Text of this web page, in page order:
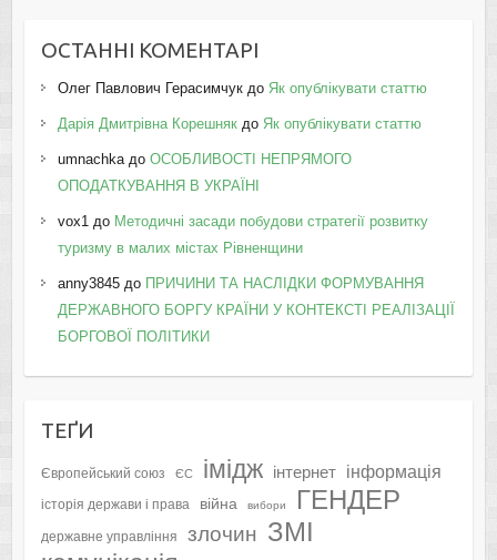
ОСТАННІ КОМЕНТАРІ
Олег Павлович Герасимчукдо Як опублікувати статтю
Дарія Дмитрівна Корешнякдо Як опублікувати статтю
umnachkaдо ОСОБЛИВОСТІ НЕПРЯМОГО
ОПОДАТКУВАННЯ В УКРАЇНІ
vox1до Методичні засади побудови стратегії розвитку
туризму в малих містах Рівненщини
anny3845до ПРИЧИНИ ТА НАСЛІДКИ ФОРМУВАННЯ
ДЕРЖАВНОГО БОРГУ КРАЇНИ У КОНТЕКСТІ РЕАЛІЗАЦІЇ
БОРГОВОЇ ПОЛІТИКИ
ТЕҐИ
Європейський союз ЄС імідж інтернет інформація
історія держави і права війна вибори ГЕНДЕР
державне управління злочин ЗМІ